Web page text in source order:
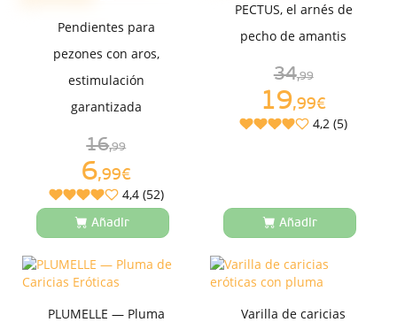
Pendientes para
pezones con aros,
estimulación
garantizada
16,99
6,99€
4,4 (52)
Añadir
PECTUS, el arnés de
pecho de amantis
34,99
19,99€
4,2 (5)
Añadir
PLUMELLE — Pluma
Varilla de caricias